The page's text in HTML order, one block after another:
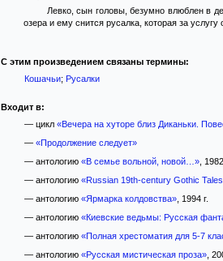
Левко, сын головы, безумно влюблен в
озера и ему снится русалка, которая за
С этим произведением связаны термины:
Кошачьи; Русалки
Входит в:
— цикл «Вечера на хуторе близ Диканьки.
— «Продолжение следует»
— антологию «В семье вольной, новой…», 1982
— антологию «Russian 19th-century Gothic
— антологию «Ярмарка колдовства», 1994 г.
— антологию «Киевские ведьмы: Русская
— антологию «Полная хрестоматия для 5-7
— антологию «Русская мистическая проза»,